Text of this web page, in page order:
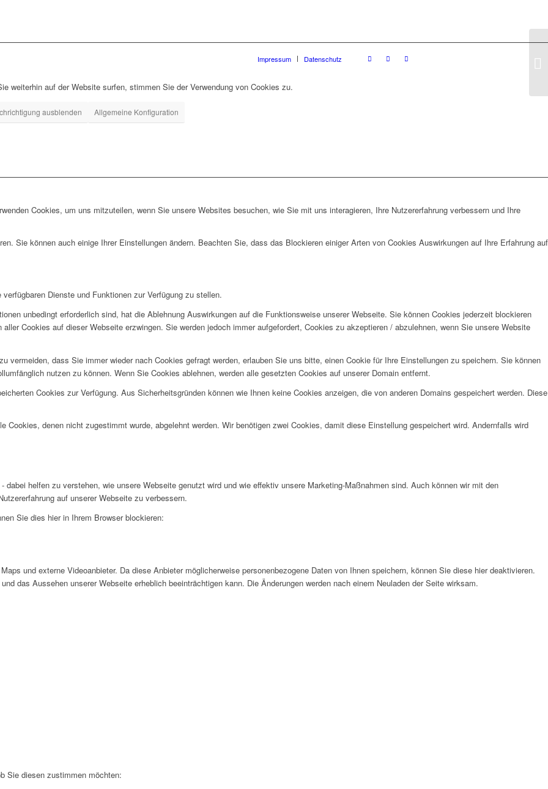
Impressum Datenschutz
weiterhin auf der Website surfen, stimmen Sie der Verwendung von Cookies zu.
ausblenden Allgemeine Konfiguration
Cookies, um uns mitzuteilen, wenn Sie unsere Websites besuchen, wie Sie mit uns interagieren, Ihre Nutzererfahrung verbessern und Ihre
Sie können auch einige Ihrer Einstellungen ändern. Beachten Sie, dass das Blockieren einiger Arten von Cookies Auswirkungen auf Ihre Erfahrung auf
Dienste und Funktionen zur Verfügung zu stellen.
unbedingt erforderlich sind, hat die Ablehnung Auswirkungen auf die Funktionsweise unserer Webseite. Sie können Cookies jederzeit blockieren
Cookies auf dieser Webseite erzwingen. Sie werden jedoch immer aufgefordert, Cookies zu akzeptieren / abzulehnen, wenn Sie unsere Website
vermeiden, dass Sie immer wieder nach Cookies gefragt werden, erlauben Sie uns bitte, einen Cookie für Ihre Einstellungen zu speichern. Sie können
nutzen zu können. Wenn Sie Cookies ablehnen, werden alle gesetzten Cookies auf unserer Domain entfernt.
Cookies zur Verfügung. Aus Sicherheitsgründen können wie Ihnen keine Cookies anzeigen, die von anderen Domains gespeichert werden. Diese
Cookies, denen nicht zugestimmt wurde, abgelehnt werden. Wir benötigen zwei Cookies, damit diese Einstellung gespeichert wird. Andernfalls wird
helfen zu verstehen, wie unsere Webseite genutzt wird und wie effektiv unsere Marketing-Maßnahmen sind. Auch können wir mit den
auf unserer Webseite zu verbessern.
Sie dies hier in Ihrem Browser blockieren:
und externe Videoanbieter. Da diese Anbieter möglicherweise personenbezogene Daten von Ihnen speichern, können Sie diese hier deaktivieren.
das Aussehen unserer Webseite erheblich beeinträchtigen kann. Die Änderungen werden nach einem Neuladen der Seite wirksam.
Sie diesen zustimmen möchten: